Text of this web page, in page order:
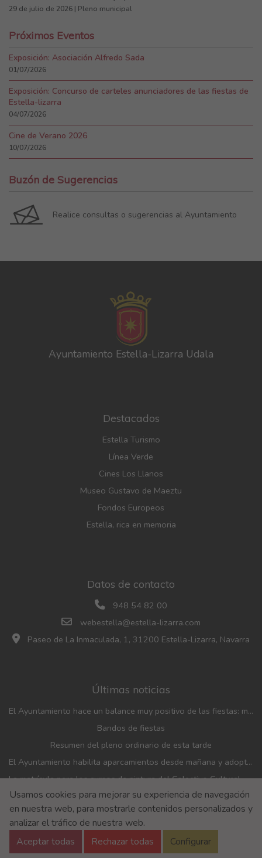
29 de julio de 2026 | Pleno municipal
Próximos Eventos
Exposición: Asociación Alfredo Sada
01/07/2026
Exposición: Concurso de carteles anunciadores de las fiestas de
Estella-lizarra
04/07/2026
Cine de Verano 2026
10/07/2026
Buzón de Sugerencias
Realice consultas o sugerencias al Ayuntamiento
Ayuntamiento Estella-Lizarra Udala
Destacados
Estella Turismo
Línea Verde
Cines Los Llanos
Museo Gustavo de Maeztu
Fondos Europeos
Estella, rica en memoria
Datos de contacto
948 54 82 00
webestella@estella-lizarra.com
Paseo de La Inmaculada, 1, 31200 Estella-Lizarra, Navarra
Últimas noticias
El Ayuntamiento hace un balance muy positivo de las fiestas: menos incidencias, gran participación y mayor afluencia de público que en años anteriores
Bandos de fiestas
Resumen del pleno ordinario de esta tarde
El Ayuntamiento habilita aparcamientos desde mañana y adopta medidas de movilidad con motivo de las fiestas patronales
La matrícula para los cursos de pintura del Colectivo Cultural Almudí se abrirá del 1 al 4 de septiembre
El Ayuntamiento y el Banco de Alimentos renuevan el convenio de financiación de la entidad
Aviso Legal
Aviso de privacidad
Accesibilidad
Política de Cookies
Política de Seguridad de la información
Usamos cookies para mejorar su experiencia de navegación
en nuestra web, para mostrarle contenidos personalizados y
analizar el tráfico de nuestra web.
Aceptar todas
Rechazar todas Configurar